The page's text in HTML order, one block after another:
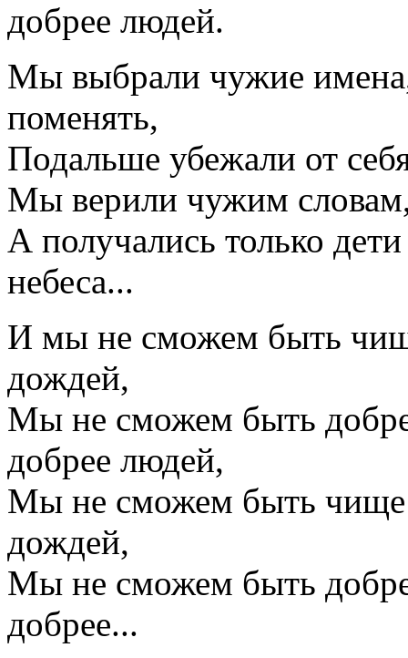
добрее людей.
Мы выбрали чужие
поменять,
Подальше убежали от
Мы верили чужим словам,
А получались только
небеса...
И мы не сможем быть
дождей,
Мы не сможем быть
добрее людей,
Мы не сможем быть чище
дождей,
Мы не сможем быть
добрее...